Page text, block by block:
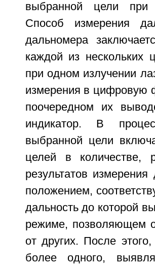
выбранной цели
Способ измерения
дальномера
каждой из нескольких
при одном излучении
измерения в цифровую
поочередном их
индикатор. В
выбранной цели
целей в количестве,
результатов
положением,
дальность до которой
режиме, позволяющем
от других. После
более одного,